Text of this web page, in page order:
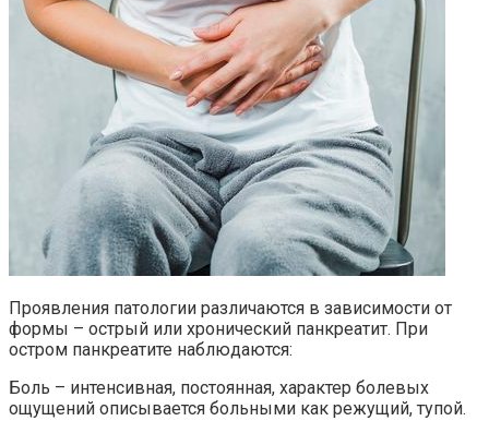
Проявления патологии различаются в зависимости от
формы – острый или хронический панкреатит. При
остром панкреатите наблюдаются:
Боль – интенсивная, постоянная, характер болевых
ощущений описывается больными как режущий, тупой.